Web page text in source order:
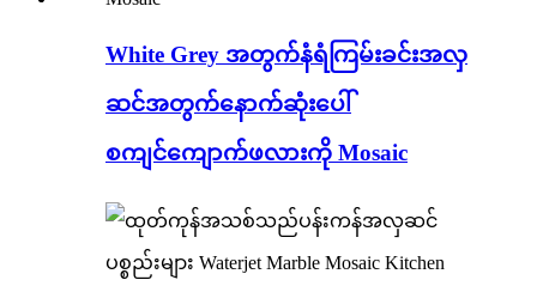
White Grey အတွက်နံရံကြမ်းခင်းအလှ
ဆင်အတွက်နောက်ဆုံးပေါ်
စကျင်ကျောက်ဖလားကို Mosaic